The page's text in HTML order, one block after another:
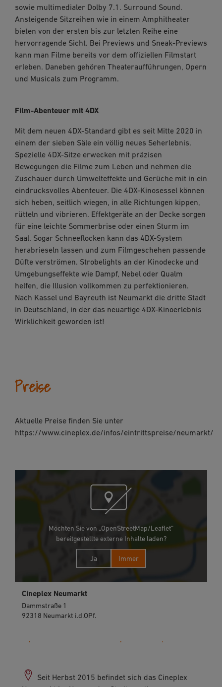
sowie multimedialer Dolby 7.1. Surround Sound.
Ansteigende Sitzreihen wie in einem Amphitheater
bieten von der ersten bis zur letzten Reihe eine
hervorragende Sicht. Bei Previews und Sneak-Previews
kann man Filme bereits vor dem offiziellen Filmstart
erleben. Daneben gehören Theateraufführungen, Opern
und Musicals zum Programm.
Film-Abenteuer mit 4DX
Mit dem neuen 4DX-Standard gibt es seit Mitte 2020 in
einem der sieben Säle ein völlig neues Seherlebnis.
Spezielle 4DX-Sitze erwecken mit präzisen
Bewegungen die Filme zum Leben und nehmen die
Zuschauer durch Umwelteffekte und Gerüche mit in ein
eindrucksvolles Abenteuer. Die 4DX-Kinosessel können
sich heben, seitlich wiegen, in alle Richtungen kippen,
rütteln und vibrieren. Effektgeräte an der Decke sorgen
für eine leichte Sommerbrise oder einen Sturm im
Saal. Sogar Schneeflocken kann das 4DX-System
herabrieseln lassen und zum Filmgeschehen passende
Düfte verströmen. Strobelights an der Kinodecke und
Umgebungseffekte wie Dampf, Nebel oder Qualm
helfen, die Illusion vollkommen zu perfektionieren.
Nach Kassel und Bayreuth ist Neumarkt die dritte Stadt
in Deutschland, in der das neuartige 4DX-Kinoerlebnis
Wirklichkeit geworden ist!
Preise
Aktuelle Preise finden Sie unter
https://www.cineplex.de/infos/eintrittspreise/neumarkt/
Möchten Sie von „OpenStreetMap/Leaflet“
bereitgestellte externe Inhalte laden?
Ja Immer
Cineplex Neumarkt
Dammstraße 1
92318 Neumarkt i.d.OPf.
Seit Herbst 2015 befindet sich das Cineplex